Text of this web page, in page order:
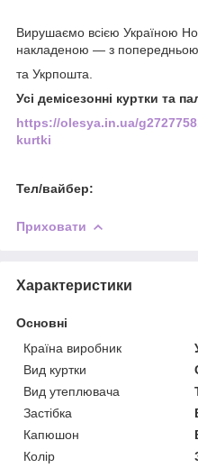
Вирушаємо всією Україною
накладеною — з
та Укрпошта.
Усі демісезонні куртки та
https://olesya.in.ua/
kurtki
Тел/вайбер:
Приховати
Характеристики
Основні
Країна виробник
Вид куртки
Вид утеплювача
Застібка
Капюшон
Колір